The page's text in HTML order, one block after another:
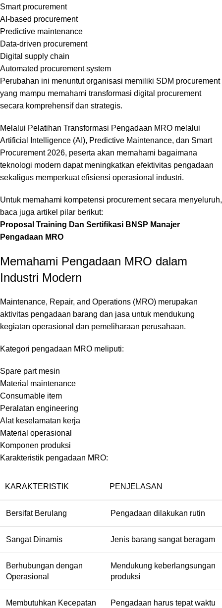
Smart procurement
AI-based procurement
Predictive maintenance
Data-driven procurement
Digital supply chain
Automated procurement system
Perubahan ini menuntut organisasi memiliki SDM procurement
yang mampu memahami transformasi digital procurement
secara komprehensif dan strategis.
Melalui Pelatihan Transformasi Pengadaan MRO melalui
Artificial Intelligence (AI), Predictive Maintenance, dan Smart
Procurement 2026, peserta akan memahami bagaimana
teknologi modern dapat meningkatkan efektivitas pengadaan
sekaligus memperkuat efisiensi operasional industri.
Untuk memahami kompetensi procurement secara menyeluruh,
baca juga artikel pilar berikut:
Proposal Training Dan Sertifikasi BNSP Manajer
Pengadaan MRO
Memahami Pengadaan MRO dalam
Industri Modern
Maintenance, Repair, and Operations (MRO) merupakan
aktivitas pengadaan barang dan jasa untuk mendukung
kegiatan operasional dan pemeliharaan perusahaan.
Kategori pengadaan MRO meliputi:
Spare part mesin
Material maintenance
Consumable item
Peralatan engineering
Alat keselamatan kerja
Material operasional
Komponen produksi
Karakteristik pengadaan MRO:
KARAKTERISTIK PENJELASAN
Bersifat Berulang Pengadaan dilakukan rutin
Sangat Dinamis Jenis barang sangat beragam
Berhubungan dengan
Operasional
Mendukung keberlangsungan
produksi
Membutuhkan Kecepatan Pengadaan harus tepat waktu